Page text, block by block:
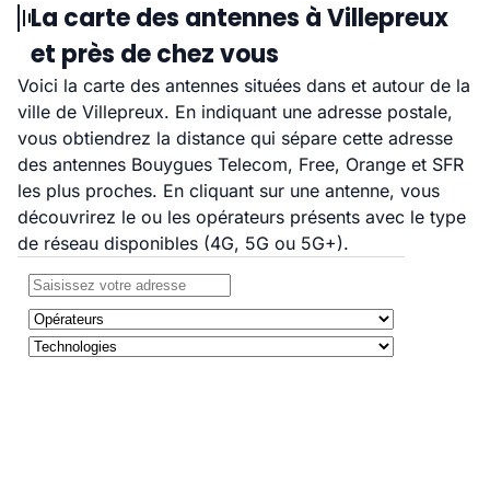
La carte des antennes à Villepreux
et près de chez vous
Voici la carte des antennes situées dans et autour de la
ville de Villepreux. En indiquant une adresse postale,
vous obtiendrez la distance qui sépare cette adresse
des antennes Bouygues Telecom, Free, Orange et SFR
les plus proches. En cliquant sur une antenne, vous
découvrirez le ou les opérateurs présents avec le type
de réseau disponibles (4G, 5G ou 5G+).